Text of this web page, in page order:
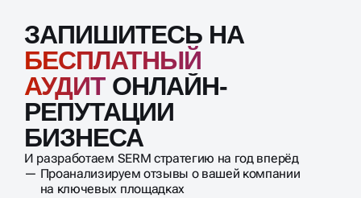
ЗАПИШИТЕСЬ НА
БЕСПЛАТНЫЙ
АУДИТ ОНЛАЙН-
РЕПУТАЦИИ
БИЗНЕСА
И разработаем SERM стратегию на год вперёд
Проанализируем отзывы о вашей компании
на ключевых площадках